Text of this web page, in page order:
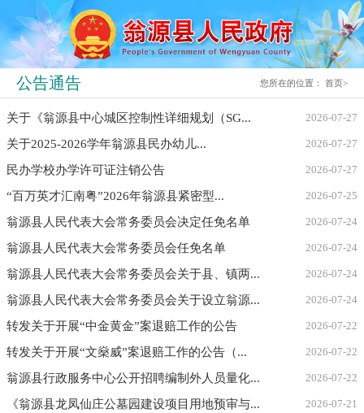
公告通告 您所在的位置：首页>
2026-07-27
关于《翁源县中心城区控制性详细规划（SG...
2026-07-27
关于2025-2026学年翁源县民办幼儿...
2026-07-27
民办学校办学许可证注销公告
2026-07-25
“百万英才汇南粤”2026年翁源县紧密型...
2026-07-24
翁源县人民代表大会常务委员会决定任免名单
2026-07-24
翁源县人民代表大会常务委员会任免名单
2026-07-24
翁源县人民代表大会常务委员会关于县、镇两...
2026-07-24
翁源县人民代表大会常务委员会关于设立翁源...
2026-07-22
转发关于开展“中金黄金”案退赔工作的公告
2026-07-22
转发关于开展“文燊威”案退赔工作的公告（...
2026-07-22
翁源县行政服务中心公开招聘编制外人员量化...
2026-07-21
《翁源县龙凤仙庄公墓园建设项目用地预审与...